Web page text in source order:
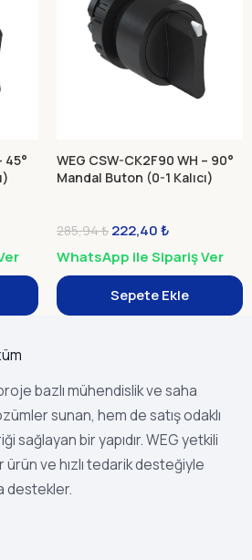
45°
WEG CSW-CK2F90 WH – 90°
Mandal Buton (0-1 Kalıcı)
285,94₺ 222,40₺
WhatsApp ile Sipariş Ver
Sepete Ekle
bazlı mühendislik ve saha
sunan, hem de satış odaklı
sağlayan bir yapıdır. WEG yetkili
ürün ve hızlı tedarik desteğiyle
destekler.